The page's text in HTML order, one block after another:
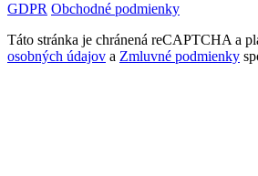
GDPR Obchodné podmienky
Táto stránka je chránená reCAPTCHA a
osobných údajov a Zmluvné podmienky